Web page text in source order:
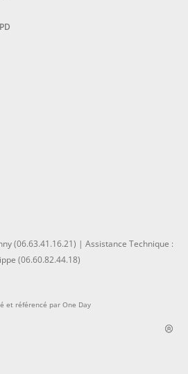
(06.63.41.16.21) | Assistance Technique :
(06.60.82.44.18)
et référencé par One Day